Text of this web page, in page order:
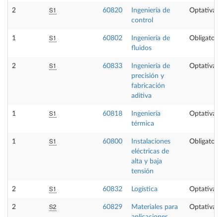
2 S1 60820
Ingeniería de
control
Optativa
1 S1 60802
Ingeniería de
fluidos
Obligatoria
2 S1 60833
Ingeniería de
precisión y
fabricación
aditiva
Optativa
1 S1 60818
Ingeniería
térmica
Optativa
1 S1 60800
Instalaciones
eléctricas de
alta y baja
tensión
Obligatoria
2 S1 60832 Logística Optativa
2 S2 60829
Materiales para
Optativa